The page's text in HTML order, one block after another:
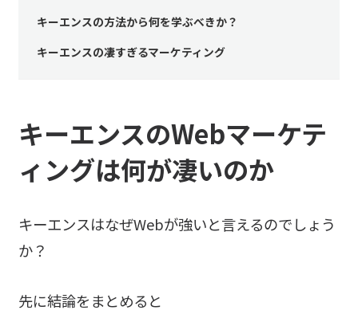
キーエンスの方法から何を学ぶべきか？
キーエンスの凄すぎるマーケティング
キーエンスのWebマーケテ
ィングは何が凄いのか
キーエンスはなぜWebが強いと言えるのでしょう
か？
先に結論をまとめると